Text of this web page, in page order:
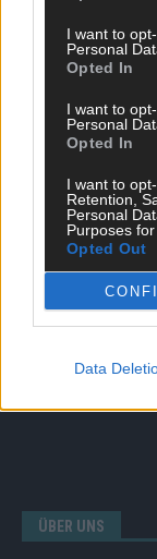
I want to
Personal
Opted In
I want to
Personal
Opted In
I want to
Retention,
Personal
Purposes
Opted Out
Data
SCHNELL ZUM
Nachrichten
Ratgeber
Wissen
Kommentar
Streams & Storys
ÜBER UNS